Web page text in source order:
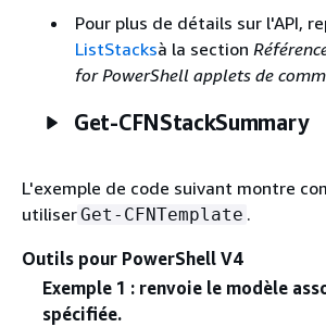
Pour plus de détails sur l'API,
ListStacksà la section
for PowerShell applets de
Get-CFNStackSummary
L'exemple de code suivant montre
utiliserGet-CFNTemplate .
Outils pour PowerShell V4
Exemple 1 : renvoie le modèle
spécifiée.